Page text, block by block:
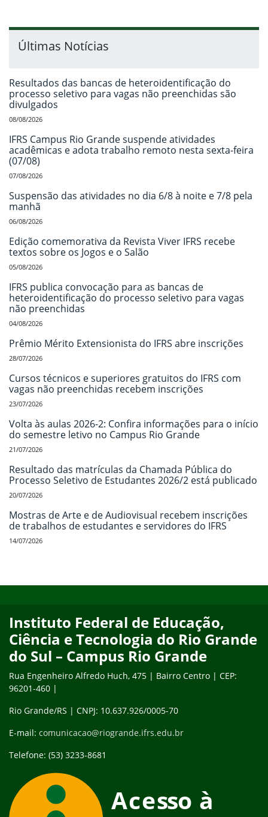
Últimas Notícias
Resultados das bancas de heteroidentificação do
processo seletivo para vagas não preenchidas são
divulgados
08/08/2026
IFRS Campus Rio Grande suspende atividades
acadêmicas e adota trabalho remoto nesta sexta-feira
(07/08)
07/08/2026
Suspensão das atividades no dia 6/8 à noite e 7/8 pela
manhã
06/08/2026
Edição comemorativa da Revista Viver IFRS recebe
textos sobre os Jogos e o Salão
05/08/2026
IFRS publica convocação para as bancas de
heteroidentificação do processo seletivo para vagas
não preenchidas
04/08/2026
Prêmio Mérito Extensionista do IFRS abre inscrições
28/07/2026
Cursos técnicos e superiores gratuitos do IFRS com
vagas não preenchidas recebem inscrições
23/07/2026
Volta às aulas 2026-2: Confira informações para o início
do semestre letivo no Campus Rio Grande
21/07/2026
Resultado das matrículas da Chamada Pública do
Processo Seletivo de Estudantes 2026/2 está publicado
20/07/2026
Mostras de Arte e de Audiovisual recebem inscrições
de trabalhos de estudantes e servidores do IFRS
14/07/2026
Instituto Federal de Educação,
Ciência e Tecnologia do Rio Grande
do Sul – Campus Rio Grande
Rua Engenheiro Alfredo Huch, 475 | Bairro Centro | CEP:
96201-460 |
Rio Grande/RS | CNPJ: 10.637.926/0005-70
E-mail: comunicacao@riogrande.ifrs.edu.br
Telefone: (53) 3233-8681